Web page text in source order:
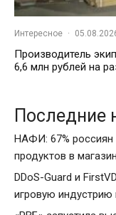
Интересное ·
Производитель
6,6 млн рублей на
Последние
НАФИ: 67%
продуктов в
DDoS-Guard и
игровую индустрию